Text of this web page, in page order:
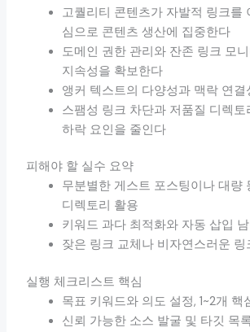
고퀄리티 콘텐츠가 자발적 링크를
심으로 콘텐츠 생산에 집중한다
도메인 권한 관리와 잔존 링크 모
지속성을 확보한다
앵커 텍스트의 다양성과 맥락 연
스팸성 링크 차단과 저품질 디렉토
하락 요인을 줄인다
피해야 할 실수 요약
무분별한 게스트 포스팅이나 대량
디렉토리 활용
키워드 과다 최적화와 자동 삽입
잦은 링크 교체나 비자연스러운 링
실행 체크리스트 핵심
목표 키워드와 의도 설정, 1~2개 핵
신뢰 가능한 소스 발굴 및 타깃 목